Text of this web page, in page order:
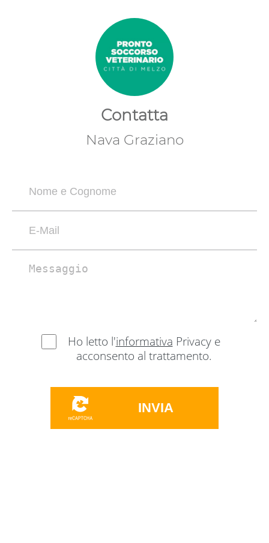
Contatta
Nava Graziano
Ho letto l'informativa Privacy e
acconsento al trattamento.
INVIA